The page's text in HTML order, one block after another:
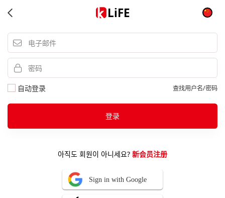
LiFE
自动登录 查找用户名/密码
登录
아직도 회원이 아니세요? 新会员注册
Sign in with Google